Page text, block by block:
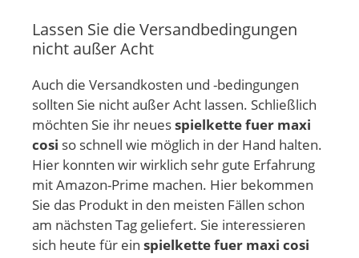
Lassen Sie die Versandbedingungen
nicht außer Acht
Auch die Versandkosten und -bedingungen
sollten Sie nicht außer Acht lassen. Schließlich
möchten Sie ihr neuesspielkette fuer maxi
cosi so schnell wie möglich in der Hand halten.
Hier konnten wir wirklich sehr gute Erfahrung
mit Amazon-Prime machen. Hier bekommen
Sie das Produkt in den meisten Fällen schon
am nächsten Tag geliefert. Sie interessieren
sich heute für ein spielkette fuer maxi cosi